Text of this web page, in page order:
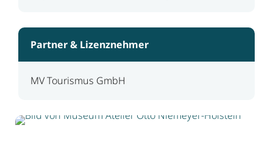
Partner & Lizenznehmer
MV Tourismus GmbH